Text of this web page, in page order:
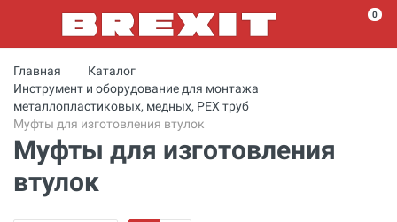
0
Главная
Каталог
Инструмент и оборудование для монтажа
металлопластиковых, медных, PEX труб
Муфты для изготовления втулок
Муфты для изготовления
втулок